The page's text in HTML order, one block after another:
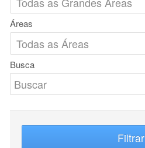
Áreas
Busca
Filtrar